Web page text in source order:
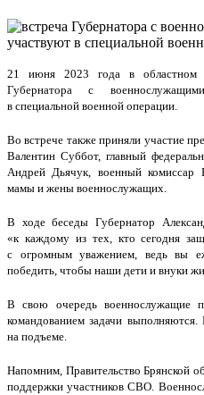
21 июня 2023 года в областном
Губернатора с
в специальной военной операции.
Во встрече также приняли участие
Валентин Суббот, главный
Андрей Дьячук, военный комиссар
мамы и жены военнослужащих.
В ходе беседы Губернатор
«к каждому из тех, кто сегодня
с огромным уважением, ведь вы
победить, чтобы наши дети и внуки
В свою очередь военнослужащие
командованием задачи
на подъеме.
Напомним, Правительство Брянской
поддержки участников СВО.